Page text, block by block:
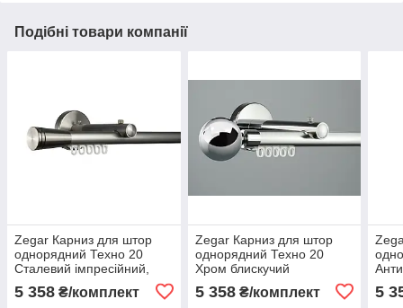
Подібні товари компанії
Zegar Карниз для штор
однорядний Техно 20
Сталевий імпресійний,
5 358 ₴/комплект
Zegar Карниз для штор
однорядний Техно 20
Хром блискучий
5 358₴/комплект 5